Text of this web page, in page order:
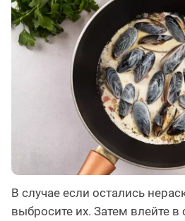
В случае если остались
выбросите их. Затем влейте в